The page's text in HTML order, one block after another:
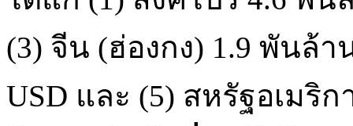
(3) จีน (ฮ่องกง) 1.9 พันล้า
USD และ (5) สหรัฐอเมริ